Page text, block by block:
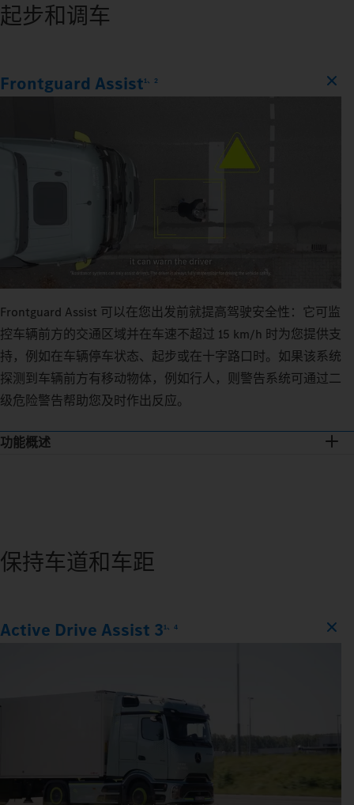
起步和调车
Frontguard Assist1、2
Frontguard Assist 可以在您出发前就提高驾驶安全性：它可监
控车辆前方的交通区域并在车速不超过 15 km/h 时为您提供支
持，例如在车辆停车状态、起步或在十字路口时。如果该系统
探测到车辆前方有移动物体，例如行人，则警告系统可通过二
级危险警告帮助您及时作出反应。
功能概述
保持车道和车距
Active Drive Assist 31、4